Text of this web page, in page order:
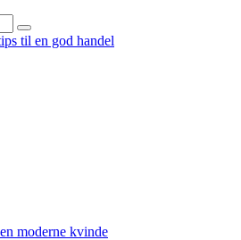
moderne kvinde